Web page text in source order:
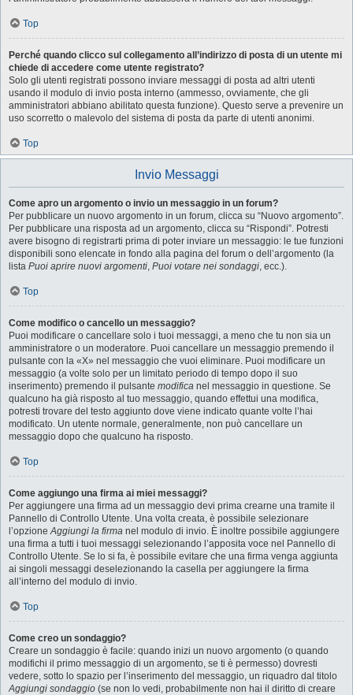
Top
Perché quando clicco sul collegamento all’indirizzo di posta di un utente mi
chiede di accedere come utente registrato?
Solo gli utenti registrati possono inviare messaggi di posta ad altri utenti
usando il modulo di invio posta interno (ammesso, ovviamente, che gli
amministratori abbiano abilitato questa funzione). Questo serve a prevenire un
uso scorretto o malevolo del sistema di posta da parte di utenti anonimi.
Top
Invio Messaggi
Come apro un argomento o invio un messaggio in un forum?
Per pubblicare un nuovo argomento in un forum, clicca su “Nuovo argomento”.
Per pubblicare una risposta ad un argomento, clicca su “Rispondi”. Potresti
avere bisogno di registrarti prima di poter inviare un messaggio: le tue funzioni
disponibili sono elencate in fondo alla pagina del forum o dell’argomento (la
lista Puoi aprire nuovi argomenti, Puoi votare nei sondaggi, ecc.).
Top
Come modifico o cancello un messaggio?
Puoi modificare o cancellare solo i tuoi messaggi, a meno che tu non sia un
amministratore o un moderatore. Puoi cancellare un messaggio premendo il
pulsante con la «X» nel messaggio che vuoi eliminare. Puoi modificare un
messaggio (a volte solo per un limitato periodo di tempo dopo il suo
inserimento) premendo il pulsante modifica nel messaggio in questione. Se
qualcuno ha già risposto al tuo messaggio, quando effettui una modifica,
potresti trovare del testo aggiunto dove viene indicato quante volte l’hai
modificato. Un utente normale, generalmente, non può cancellare un
messaggio dopo che qualcuno ha risposto.
Top
Come aggiungo una firma ai miei messaggi?
Per aggiungere una firma ad un messaggio devi prima crearne una tramite il
Pannello di Controllo Utente. Una volta creata, è possibile selezionare
l’opzioneAggiungi la firma nel modulo di invio. È inoltre possibile aggiungere
una firma a tutti i tuoi messaggi selezionando l’apposita voce nel Pannello di
Controllo Utente. Se lo si fa, è possibile evitare che una firma venga aggiunta
ai singoli messaggi deselezionando la casella per aggiungere la firma
all’interno del modulo di invio.
Top
Come creo un sondaggio?
Creare un sondaggio è facile: quando inizi un nuovo argomento (o quando
modifichi il primo messaggio di un argomento, se ti è permesso) dovresti
vedere, sotto lo spazio per l’inserimento del messaggio, un riquadro dal titolo
Aggiungi sondaggio (se non lo vedi, probabilmente non hai il diritto di creare